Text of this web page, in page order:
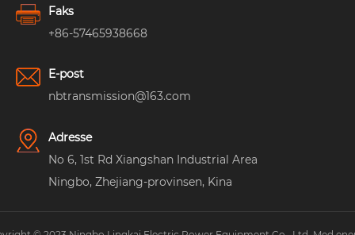
Faks
+86-57465938668
E-post
nbtransmission@163.com
Adresse
No 6, 1st Rd Xiangshan Industrial Area
Ningbo, Zhejiang-provinsen, Kina